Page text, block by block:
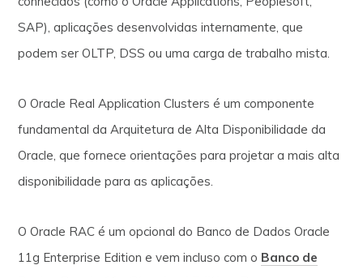
SAP), aplicações desenvolvidas internamente, que
podem ser OLTP, DSS ou uma carga de trabalho mista.
O Oracle Real Application Clusters é um componente
fundamental da Arquitetura de Alta Disponibilidade da
Oracle, que fornece orientações para projetar a mais alta
disponibilidade para as aplicações.
O Oracle RAC é um opcional do Banco de Dados Oracle
11g Enterprise Edition e vem incluso com o Banco de